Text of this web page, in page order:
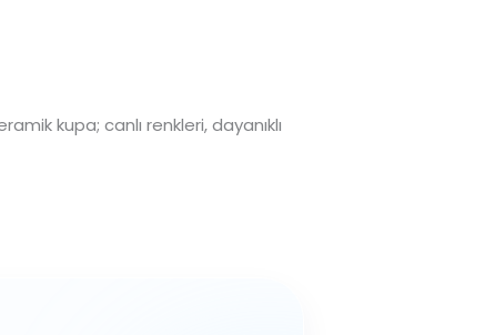
kupa; canlı renkleri, dayanıklı